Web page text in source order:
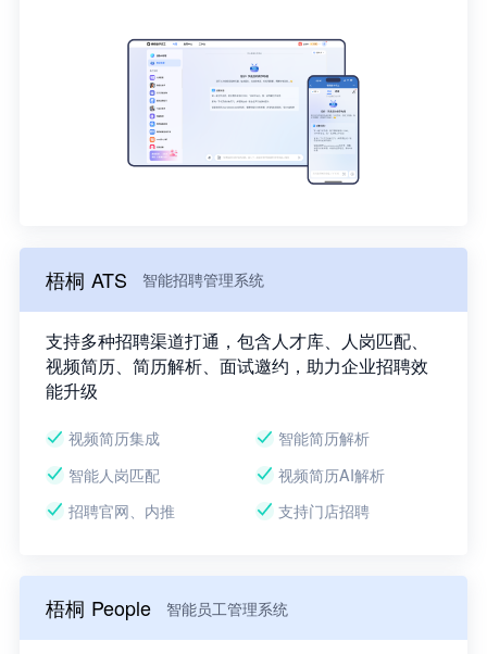
梧桐 ATS 智能招聘管理系统
支持多种招聘渠道打通，包含人才库、人岗匹配、
视频简历、简历解析、面试邀约，助力企业招聘效
能升级
视频简历集成
智能简历解析
智能人岗匹配
视频简历AI解析
招聘官网、内推
支持门店招聘
梧桐 People 智能员工管理系统